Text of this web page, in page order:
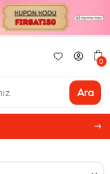
Ara
0